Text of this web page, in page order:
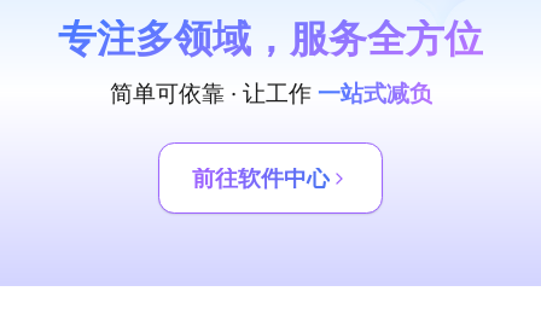
专注多领域，服务全方位
简单可依靠 · 让工作 一站式减负
前往软件中心